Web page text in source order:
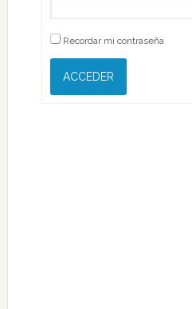
Recordar mi contraseña
ACCEDER